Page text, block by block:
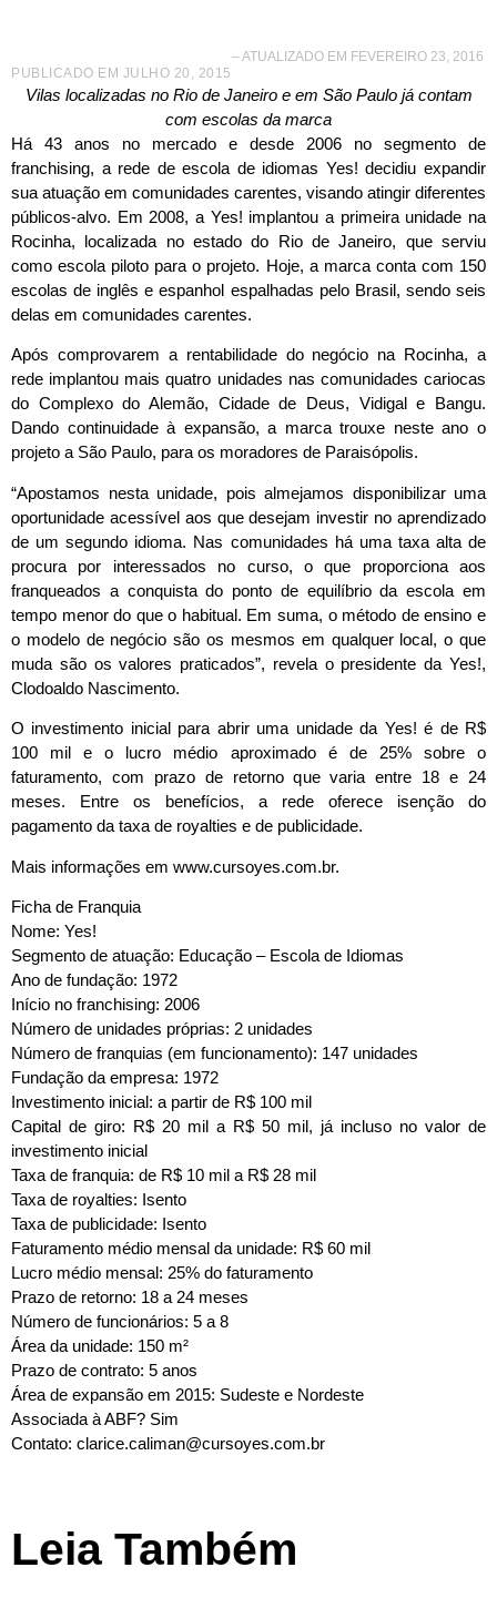
PUBLICADO EM JULHO 20, 2015
– ATUALIZADO EM FEVEREIRO 23, 2016
Vilas localizadas no Rio de Janeiro e em São Paulo já contam
com escolas da marca
Há 43 anos no mercado e desde 2006 no segmento de
franchising, a rede de escola de idiomas Yes! decidiu expandir
sua atuação em comunidades carentes, visando atingir diferentes
públicos-alvo. Em 2008, a Yes! implantou a primeira unidade na
Rocinha, localizada no estado do Rio de Janeiro, que serviu
como escola piloto para o projeto. Hoje, a marca conta com 150
escolas de inglês e espanhol espalhadas pelo Brasil, sendo seis
delas em comunidades carentes.
Após comprovarem a rentabilidade do negócio na Rocinha, a
rede implantou mais quatro unidades nas comunidades cariocas
do Complexo do Alemão, Cidade de Deus, Vidigal e Bangu.
Dando continuidade à expansão, a marca trouxe neste ano o
projeto a São Paulo, para os moradores de Paraisópolis.
“Apostamos nesta unidade, pois almejamos disponibilizar uma
oportunidade acessível aos que desejam investir no aprendizado
de um segundo idioma. Nas comunidades há uma taxa alta de
procura por interessados no curso, o que proporciona aos
franqueados a conquista do ponto de equilíbrio da escola em
tempo menor do que o habitual. Em suma, o método de ensino e
o modelo de negócio são os mesmos em qualquer local, o que
muda são os valores praticados”, revela o presidente da Yes!,
Clodoaldo Nascimento.
O investimento inicial para abrir uma unidade da Yes! é de R$
100 mil e o lucro médio aproximado é de 25% sobre o
faturamento, com prazo de retorno que varia entre 18 e 24
meses. Entre os benefícios, a rede oferece isenção do
pagamento da taxa de royalties e de publicidade.
Mais informações em www.cursoyes.com.br.
Ficha de Franquia
Nome: Yes!
Segmento de atuação: Educação – Escola de Idiomas
Ano de fundação: 1972
Início no franchising: 2006
Número de unidades próprias: 2 unidades
Número de franquias (em funcionamento): 147 unidades
Fundação da empresa: 1972
Investimento inicial: a partir de R$ 100 mil
Capital de giro: R$ 20 mil a R$ 50 mil, já incluso no valor de
investimento inicial
Taxa de franquia: de R$ 10 mil a R$ 28 mil
Taxa de royalties: Isento
Taxa de publicidade: Isento
Faturamento médio mensal da unidade: R$ 60 mil
Lucro médio mensal: 25% do faturamento
Prazo de retorno: 18 a 24 meses
Número de funcionários: 5 a 8
Área da unidade: 150 m²
Prazo de contrato: 5 anos
Área de expansão em 2015: Sudeste e Nordeste
Associada à ABF? Sim
Contato: clarice.caliman@cursoyes.com.br
Leia Também